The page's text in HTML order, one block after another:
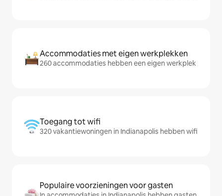
Accommodaties met eigen werkplekken
260 accommodaties hebben een eigen werkplek
Toegang tot wifi
320 vakantiewoningen in Indianapolis hebben wifi
Populaire voorzieningen voor gasten